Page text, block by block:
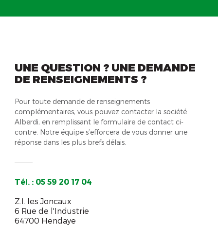
UNE QUESTION ? UNE DEMANDE
DE RENSEIGNEMENTS ?
Pour toute demande de renseignements
complémentaires, vous pouvez contacter la société
Alberdi, en remplissant le formulaire de contact ci-
contre. Notre équipe s’efforcera de vous donner une
réponse dans les plus brefs délais.
Tél. : 05 59 20 17 04
Z.I. les Joncaux
6 Rue de l'Industrie
64700 Hendaye